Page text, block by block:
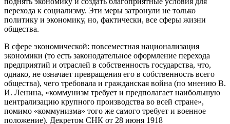
перехода к социализму. Эти меры затронули не только
политику и экономику, но, фактически, все сферы жизни
общества.
В сфере экономической: повсеместная национализация
экономики (то есть законодательное оформление перехода
предприятий и отраслей в собственность государства, что,
однако, не означает превращения его в собственность всего
общества), чего требовала и гражданская война (по мнению В.
И. Ленина, «коммунизм требует и предполагает наибольшую
централизацию крупного производства во всей стране»,
помимо «коммунизма» того же самого требует и военное
положение). Декретом СНК от 28 июня 1918